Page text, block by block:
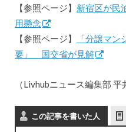
【参照ページ】 新宿区が民
用懸念
【参照ページ】
「分譲マ
要」 国交省が見解
（Livhubニュース編集部 平
この記事を書いた人